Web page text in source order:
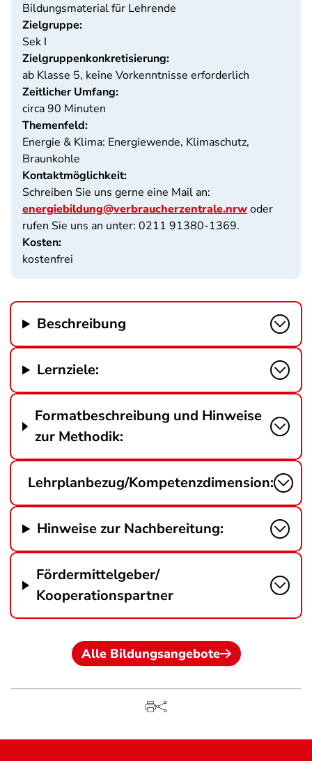
Bildungsmaterial für Lehrende
Zielgruppe:
Sek I
Zielgruppenkonkretisierung:
ab Klasse 5, keine Vorkenntnisse erforderlich
Zeitlicher Umfang:
circa 90 Minuten
Themenfeld:
Energie & Klima: Energiewende, Klimaschutz,
Braunkohle
Kontaktmöglichkeit:
Schreiben Sie uns gerne eine Mail an:
energiebildung@verbraucherzentrale.nrwoder
rufen Sie uns an unter: 0211 91380-1369.
Kosten:
kostenfrei
Beschreibung
Lernziele:
Formatbeschreibung und Hinweise
zur Methodik:
Lehrplanbezug/Kompetenzdimension:
Hinweise zur Nachbereitung:
Fördermittelgeber/
Kooperationspartner
Alle Bildungsangebote